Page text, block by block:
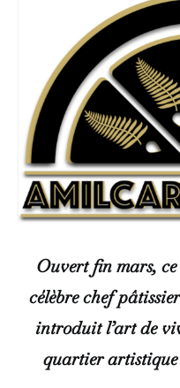
Ouvert fin mars,
célèbre chef
introduit l’art de
quartier